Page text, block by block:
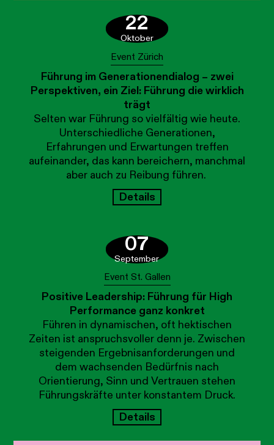
22
Oktober
Event Zürich
Führung im Generationendialog – zwei
Perspektiven, ein Ziel: Führung die wirklich
trägt
Selten war Führung so vielfältig wie heute.
Unterschiedliche Generationen,
Erfahrungen und Erwartungen treffen
aufeinander, das kann bereichern, manchmal
aber auch zu Reibung führen.
Details
07
September
Event St. Gallen
Positive Leadership: Führung für High
Performance ganz konkret
Führen in dynamischen, oft hektischen
Zeiten ist anspruchsvoller denn je. Zwischen
steigenden Ergebnisanforderungen und
dem wachsenden Bedürfnis nach
Orientierung, Sinn und Vertrauen stehen
Führungskräfte unter konstantem Druck.
Details